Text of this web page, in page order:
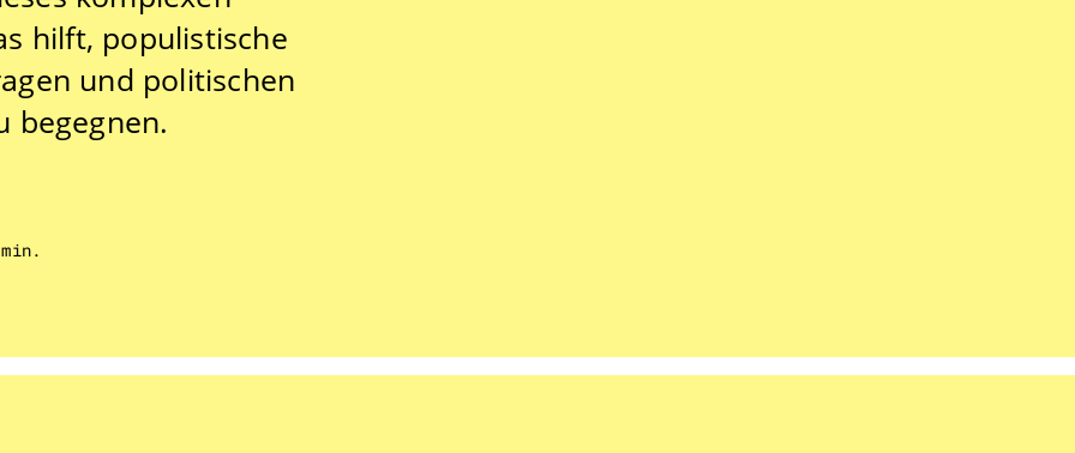
hilft, populistische
und politischen
begegnen.